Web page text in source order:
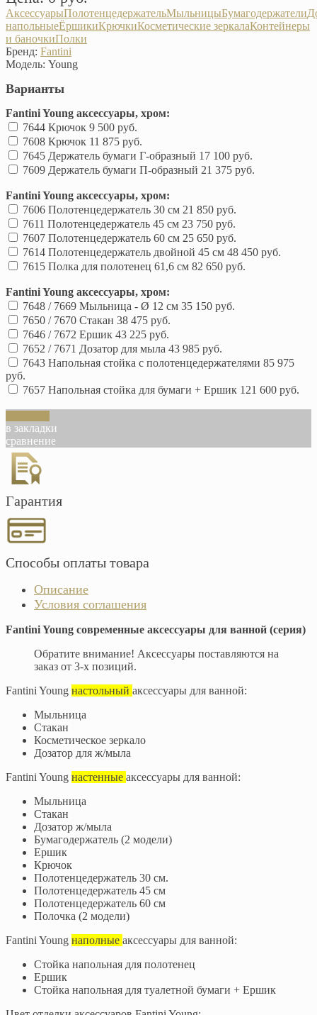
АксессуарыПолотенцедержательМыльницыБумагодержатели
напольныеЁршикиКрючкиКосметические зеркалаКонтейнеры
и баночкиПолки
Бренд: Fantini
Модель: Young
Варианты
Fantini Young аксессуары, хром:
7644 Крючок 9 500 руб.
7608 Крючок 11 875 руб.
7645 Держатель бумаги Г-образный 17 100 руб.
7609 Держатель бумаги П-образный 21 375 руб.
Fantini Young аксессуары, хром:
7606 Полотенцедержатель 30 см 21 850 руб.
7611 Полотенцедержатель 45 см 23 750 руб.
7607 Полотенцедержатель 60 см 25 650 руб.
7614 Полотенцедержатель двойной 45 см 48 450 руб.
7615 Полка для полотенец 61,6 см 82 650 руб.
Fantini Young аксессуары, хром:
7648 / 7669 Мыльница - Ø 12 см 35 150 руб.
7650 / 7670 Стакан 38 475 руб.
7646 / 7672 Ершик 43 225 руб.
7652 / 7671 Дозатор для мыла 43 985 руб.
7643 Напольная стойка с полотенцедержателями 85 975
руб.
7657 Напольная стойка для бумаги + Ершик 121 600 руб.
в закладки
сравнение
Гарантия
Способы оплаты товара
Описание
Условия соглашения
Fantini Young современные аксессуары для ванной (серия)
Обратите внимание! Аксессуары поставляются на
заказ от 3-х позиций.
Fantini Young настольный аксессуары для ванной:
Мыльница
Стакан
Косметическое зеркало
Дозатор для ж/мыла
Fantini Young настенные аксессуары для ванной:
Мыльница
Стакан
Дозатор ж/мыла
Бумагодержатель (2 модели)
Ершик
Крючок
Полотенцедержатель 30 см.
Полотенцедержатель 45 см
Полотенцедержатель 60 см
Полочка (2 модели)
Fantini Young наполные аксессуары для ванной:
Стойка напольная для полотенец
Ершик
Стойка напольная для туалетной бумаги + Ершик